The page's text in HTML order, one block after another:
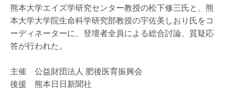
熊本大学エイズ学研究センター教授の松下修三氏と、熊
本大学大学院生命科学研究部教授の宇佐美しおり氏をコ
ーディネーターに、登壇者全員による総合討論、質疑応
答が行われた。
主催 公益財団法人 肥後医育振興会
後援 熊本日日新聞社